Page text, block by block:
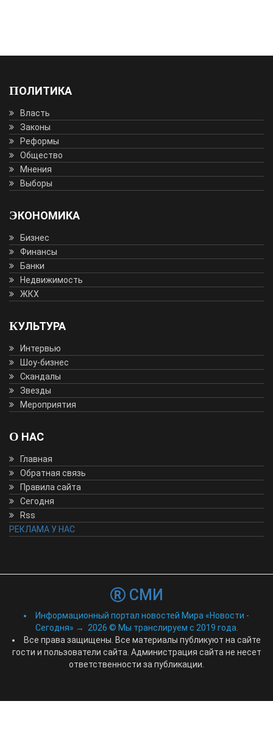
ПОЛИТИКА
Власть
Законы
Реформы
Общество
Мнения
Выборы
ЭКОНОМИКА
Бизнес
Финансы
Банки
Недвижимость
ЖКХ
КУЛЬТУРА
Интервью
Шоу-бизнес
Скандалы
Звезды
Мероприятия
О НАС
Главная
Обратная связь
Правила сайта
Сегодня
Rss
РЕКЛАМА У НАС
СМИ
Информационный портал новостей Мира «Новости -
Сегодня» → 2026 © Мы транслируем с 2019 года.
Все права защищены. Все материалы публикуют на сайте
гости и пользователи сайта. Администрация сайта не несет
ответственности за публикации.